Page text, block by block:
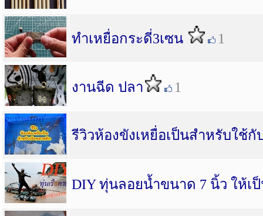
ทำเหยื่อกระดี่3เซน 1
งานฉีด ปลา 1
รีวิวห้องขังเหยื่อเป็นสำหรับใช้กั
DIY ทุ่นลอยน้ำขนาด 7 นิ้ว ให้เ